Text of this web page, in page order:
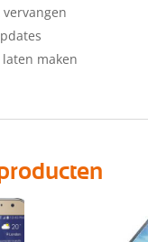
vervangen
laten maken